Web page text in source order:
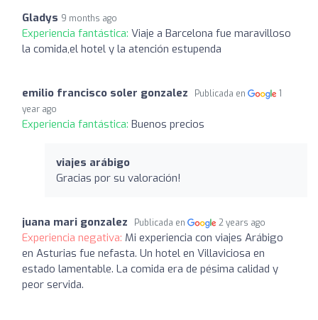
Gladys 9 months ago
Experiencia fantástica: Viaje a Barcelona fue maravilloso
la comida,el hotel y la atención estupenda
emilio francisco soler gonzalez Publicada en
1
year ago
Experiencia fantástica: Buenos precios
viajes arábigo
Gracias por su valoración!
juana mari gonzalez Publicada en 2 years ago
Experiencia negativa: Mi experiencia con viajes Arábigo
en Asturias fue nefasta. Un hotel en Villaviciosa en
estado lamentable. La comida era de pésima calidad y
peor servida.